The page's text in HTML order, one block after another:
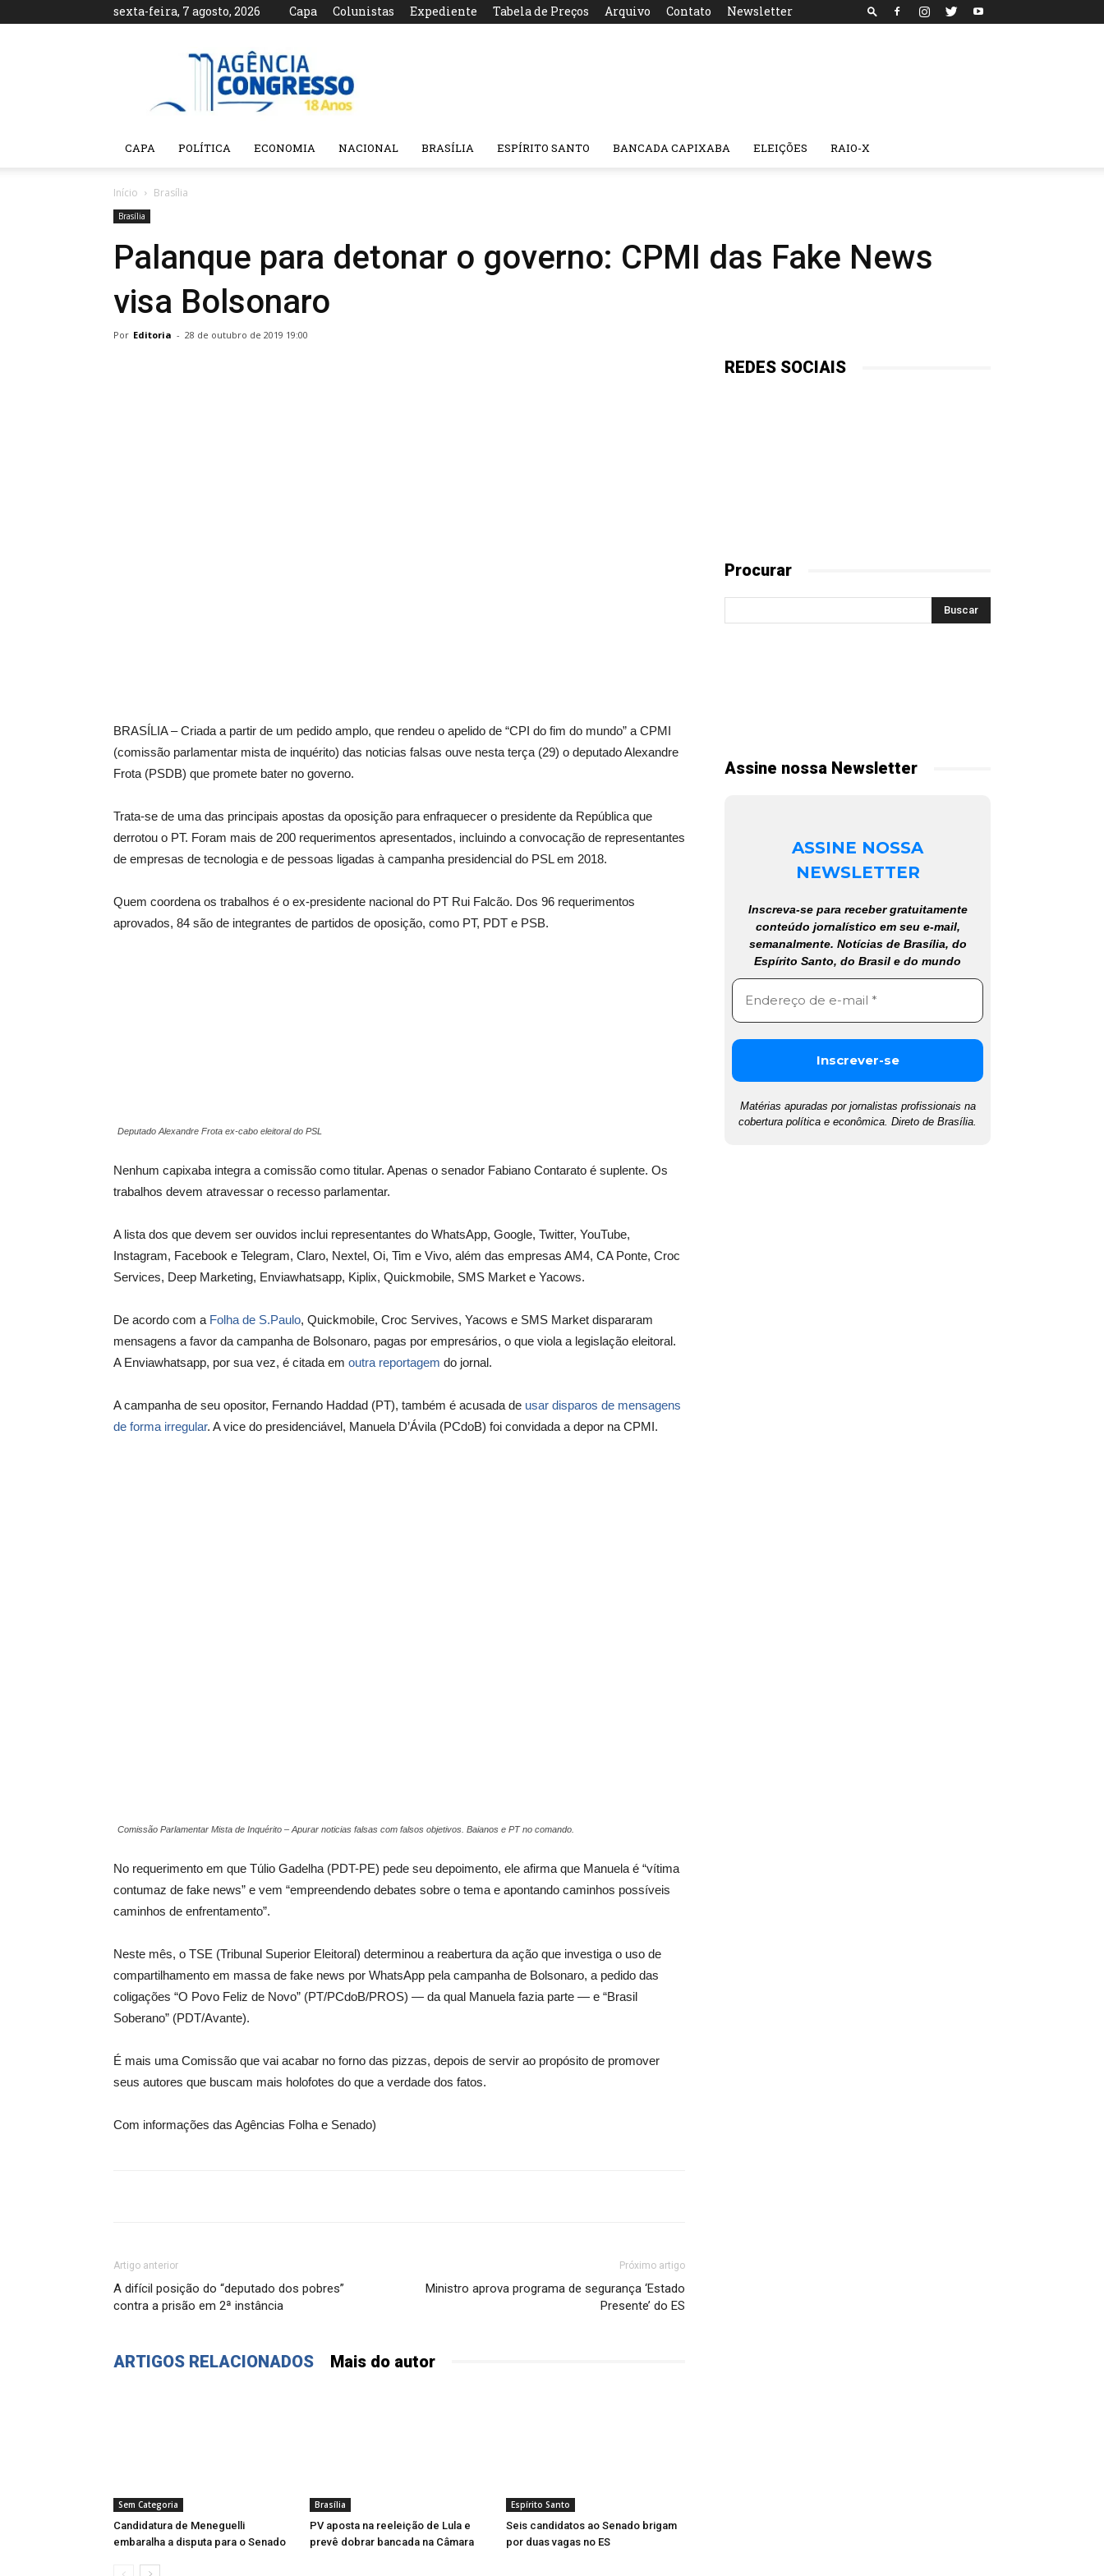
sexta-feira, 7 agosto, 2026 Capa Colunistas Expediente Tabela de Preços Arquivo Contato Newsletter
Agência
CAPA POLÍTICA ECONOMIA NACIONAL BRASÍLIA ESPÍRITO SANTO BANCADA CAPIXABA ELEIÇÕES RAIO-X
Início Brasília
Brasília
Palanque para detonar o governo: CPMI das Fake News
visa Bolsonaro
Por Editoria - 28 de outubro de 2019 19:00
BRASÍLIA – Criada a partir de um pedido amplo, que rendeu o apelido de “CPI do fim do mundo” a CPMI
(comissão parlamentar mista de inquérito) das noticias falsas ouve nesta terça (29) o deputado Alexandre
Frota (PSDB) que promete bater no governo.
Trata-se de uma das principais apostas da oposição para enfraquecer o presidente da República que
derrotou o PT. Foram mais de 200 requerimentos apresentados, incluindo a convocação de representantes
de empresas de tecnologia e de pessoas ligadas à campanha presidencial do PSL em 2018.
Quem coordena os trabalhos é o ex-presidente nacional do PT Rui Falcão. Dos 96 requerimentos
aprovados, 84 são de integrantes de partidos de oposição, como PT, PDT e PSB.
Deputado Alexandre Frota ex-cabo eleitoral do PSL
Nenhum capixaba integra a comissão como titular. Apenas o senador Fabiano Contarato é suplente. Os
trabalhos devem atravessar o recesso parlamentar.
A lista dos que devem ser ouvidos inclui representantes do WhatsApp, Google, Twitter, YouTube,
Instagram, Facebook e Telegram, Claro, Nextel, Oi, Tim e Vivo, além das empresas AM4, CA Ponte, Croc
Services, Deep Marketing, Enviawhatsapp, Kiplix, Quickmobile, SMS Market e Yacows.
De acordo com a Folha de S.Paulo, Quickmobile, Croc Servives, Yacows e SMS Market dispararam
mensagens a favor da campanha de Bolsonaro, pagas por empresários, o que viola a legislação eleitoral.
A Enviawhatsapp, por sua vez, é citada em outra reportagem do jornal.
A campanha de seu opositor, Fernando Haddad (PT), também é acusada de usar disparos de mensagens
de forma irregular. A vice do presidenciável, Manuela D’Ávila (PCdoB) foi convidada a depor na CPMI.
Comissão Parlamentar Mista de Inquérito – Apurar noticias falsas com falsos objetivos. Baianos e PT no comando.
No requerimento em que Túlio Gadelha (PDT-PE) pede seu depoimento, ele afirma que Manuela é “vítima
contumaz de fake news” e vem “empreendendo debates sobre o tema e apontando caminhos possíveis
caminhos de enfrentamento”.
Neste mês, o TSE (Tribunal Superior Eleitoral) determinou a reabertura da ação que investiga o uso de
compartilhamento em massa de fake news por WhatsApp pela campanha de Bolsonaro, a pedido das
coligações “O Povo Feliz de Novo” (PT/PCdoB/PROS) — da qual Manuela fazia parte — e “Brasil
Soberano” (PDT/Avante).
É mais uma Comissão que vai acabar no forno das pizzas, depois de servir ao propósito de promover
seus autores que buscam mais holofotes do que a verdade dos fatos.
Com informações das Agências Folha e Senado)
Artigo anterior
A difícil posição do “deputado dos pobres”
contra a prisão em 2ª instância
Próximo artigo
Ministro aprova programa de segurança ‘Estado
Presente’ do ES
ARTIGOS RELACIONADOS Mais do autor
Sem Categoria
Candidatura de Meneguelli
embaralha a disputa para o Senado
Brasília
PV aposta na reeleição de Lula e
prevê dobrar bancada na Câmara
Espírito Santo
Seis candidatos ao Senado brigam
por duas vagas no ES
REDES SOCIAIS
Procurar
Assine nossa Newsletter
ASSINE NOSSA
NEWSLETTER
Inscreva-se para receber gratuitamente
conteúdo jornalístico em seu e-mail,
semanalmente. Notícias de Brasília, do
Espírito Santo, do Brasil e do mundo
Matérias apuradas por jornalistas profissionais na
cobertura política e econômica. Direto de Brasília.